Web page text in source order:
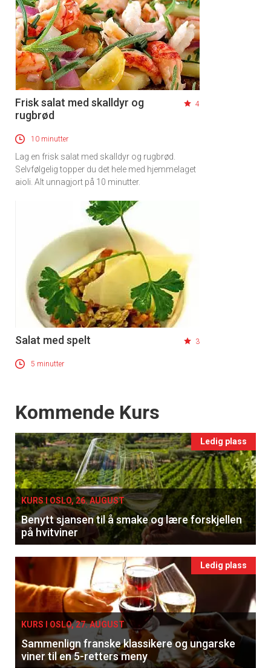
Frisk salat med skalldyr og
rugbrød
4
10 minutter
Lag en frisk salat med skalldyr og rugbrød.
Selvfølgelig topper du det hele med hjemmelaget
aioli. Alt unnagjort på 10 minutter.
Salat med spelt 3
5 minutter
Events
Kommende Kurs
Ledig plass
KURS I OSLO, 26. AUGUST
Benytt sjansen til å smake og lære forskjellen
på hvitviner
Ledig plass
KURS I OSLO, 27. AUGUST
Sammenlign franske klassikere og ungarske
viner til en 5-retters meny